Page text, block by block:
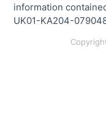
information
UK01-KA204-